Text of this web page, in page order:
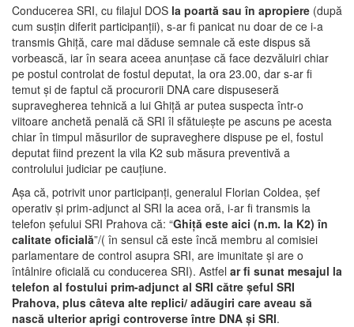
Conducerea SRI, cu filajul DOS la poartă sau în apropiere (după
cum susţin diferit participanţii), s-ar fi panicat nu doar de ce i-a
transmis Ghiţă, care mai dăduse semnale că este dispus să
vorbească, iar în seara aceea anunţase că face dezvăluiri chiar
pe postul controlat de fostul deputat, la ora 23.00, dar s-ar fi
temut şi de faptul că procurorii DNA care dispuseseră
supravegherea tehnică a lui Ghiţă ar putea suspecta într-o
viitoare anchetă penală că SRI îl sfătuieşte pe ascuns pe acesta
chiar în timpul măsurilor de supraveghere dispuse pe el, fostul
deputat fiind prezent la vila K2 sub măsura preventivă a
controlului judiciar pe cauţiune.
Aşa că, potrivit unor participanţi, generalul Florian Coldea, şef
operativ şi prim-adjunct al SRI la acea oră, i-ar fi transmis la
telefon şefului SRI Prahova că: “Ghiţă este aici (n.m. la K2) în
calitate oficială”/( în sensul că este încă membru al comisiei
parlamentare de control asupra SRI, are imunitate şi are o
întâlnire oficială cu conducerea SRI). Astfel ar fi sunat mesajul la
telefon al fostului prim-adjunct al SRI către şeful SRI
Prahova, plus câteva alte replici/ adăugiri care aveau să
nască ulterior aprigi controverse între DNA şi SRI.